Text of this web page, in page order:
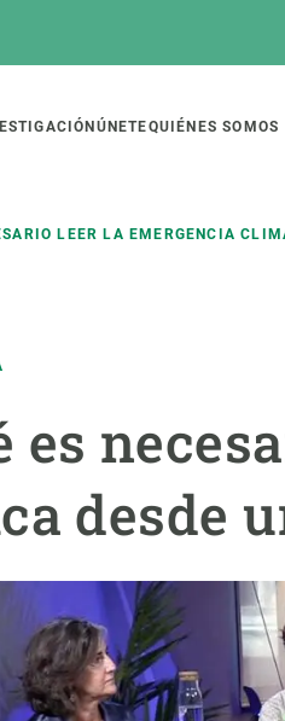
ÚNETEQUIÉNES SOMOS
LEER LA EMERGENCIA
es
desde
Biodiversidad
Funcionamento de
Temas transversales
Publicaciones
Synthesis Actions